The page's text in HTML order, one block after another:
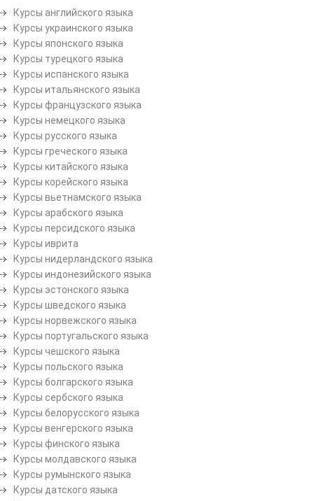
Курсы английского языка
Курсы украинского языка
Курсы японского языка
Курсы турецкого языка
Курсы испанского языка
Курсы итальянского языка
Курсы французского языка
Курсы немецкого языка
Курсы русского языка
Курсы греческого языка
Курсы китайского языка
Курсы корейского языка
Курсы вьетнамского языка
Курсы арабского языка
Курсы персидского языка
Курсы иврита
Курсы нидерландского языка
Курсы индонезийского языка
Курсы эстонского языка
Курсы шведского языка
Курсы норвежского языка
Курсы португальского языка
Курсы чешского языка
Курсы польского языка
Курсы болгарского языка
Курсы сербского языка
Курсы белорусского языка
Курсы венгерского языка
Курсы финского языка
Курсы молдавского языка
Курсы румынского языка
Курсы датского языка